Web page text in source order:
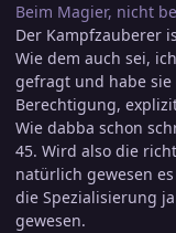
Beim Magier, nicht
Der Kampfzauberer
Wie dem auch sei,
gefragt und habe
Berechtigung,
Wie dabba schon
45. Wird also die
natürlich gewesen
die Spezialisierung
gewesen.